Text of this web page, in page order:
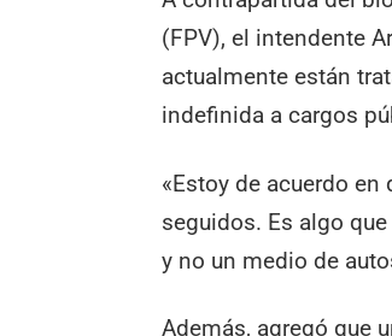
(FPV), el intendente
actualmente están
indefinida a cargos
«Estoy de acuerdo
seguidos. Es algo
y no un medio de
Además, agregó que